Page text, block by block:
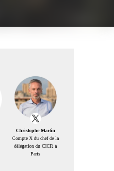
Christophe Martin
Compte X du chef de la
délégation du CICR à
Paris